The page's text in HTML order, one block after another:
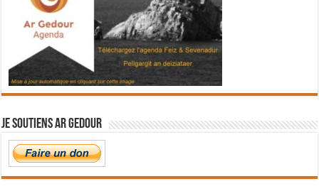
Je soutiens Ar Gedour